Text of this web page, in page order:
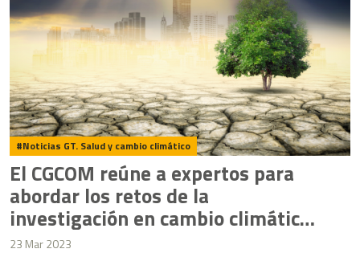
Noticias GT. Salud y cambio climático
El CGCOM reúne a expertos para
abordar los retos de la
investigación en cambio climático
y salud
23 Mar 2023